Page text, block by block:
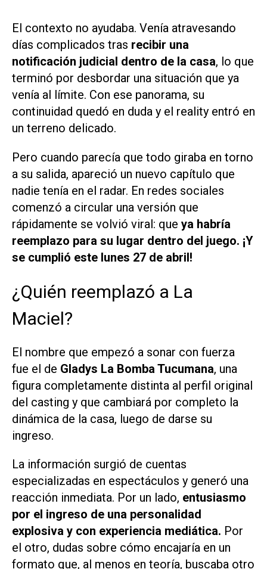
El contexto no ayudaba. Venía atravesando
días complicados tras recibir una
notificación judicial dentro de la casa, lo que
terminó por desbordar una situación que ya
venía al límite. Con ese panorama, su
continuidad quedó en duda y el reality entró en
un terreno delicado.
Pero cuando parecía que todo giraba en torno
a su salida, apareció un nuevo capítulo que
nadie tenía en el radar. En redes sociales
comenzó a circular una versión que
rápidamente se volvió viral: que ya habría
reemplazo para su lugar dentro del juego. ¡Y
se cumplió este lunes 27 de abril!
¿Quién reemplazó a La
Maciel?
El nombre que empezó a sonar con fuerza
fue el de Gladys La Bomba Tucumana, una
figura completamente distinta al perfil original
del casting y que cambiará por completo la
dinámica de la casa, luego de darse su
ingreso.
La información surgió de cuentas
especializadas en espectáculos y generó una
reacción inmediata. Por un lado, entusiasmo
por el ingreso de una personalidad
explosiva y con experiencia mediática. Por
el otro, dudas sobre cómo encajaría en un
formato que, al menos en teoría, buscaba otro